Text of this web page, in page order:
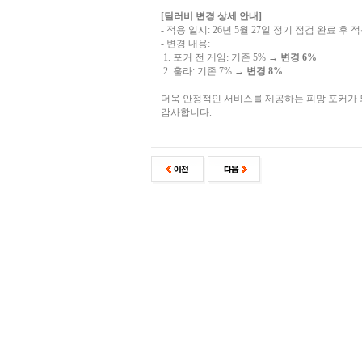
[딜러비 변경 상세 안내]
- 적용 일시: 26년 5월 27일 정기 점검 완료 후 적
- 변경 내용:
1. 포커 전 게임: 기존 5% → 변경 6%
2. 훌라: 기존 7% → 변경 8%
더욱 안정적인 서비스를 제공하는 피망 포커가
감사합니다.